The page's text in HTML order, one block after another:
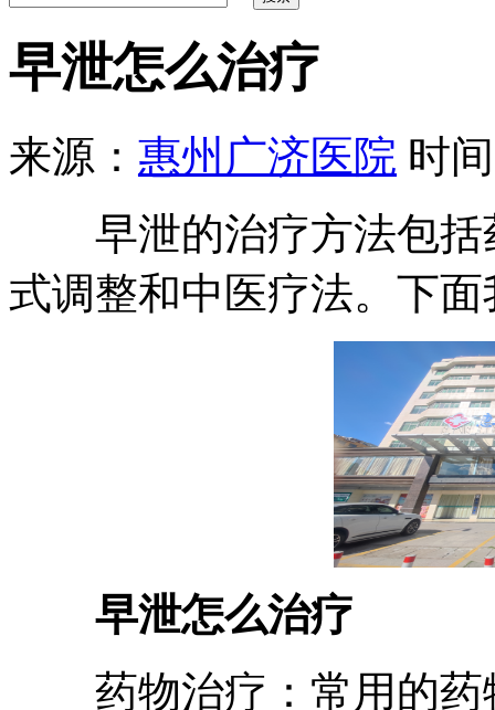
早泄怎么治疗
来源： 惠州广济医院 时
早泄的治疗方法包括
式调整和中医疗法。下
早泄怎么治疗
药物治疗：常用的药